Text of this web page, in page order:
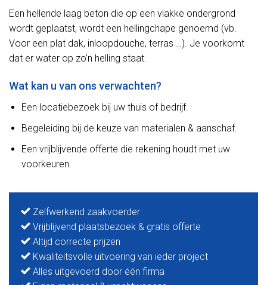
Een hellende laag beton die op een vlakke ondergrond
wordt geplaatst, wordt een hellingchape genoemd (vb.
Voor een plat dak, inloopdouche, terras …). Je voorkomt
dat er water op zo’n helling staat.
Wat kan u van ons verwachten?
Een locatiebezoek bij uw thuis of bedrijf.
Begeleiding bij de keuze van materialen & aanschaf.
Een vrijblijvende offerte die rekening houdt met uw
voorkeuren.
Zelfwerkend zaakvoerder
Vrijblijvend plaatsbezoek & gratis offerte
Altijd correcte prijzen
Kwaliteitsvolle uitvoering van ieder project
Alles uitgevoerd door één firma